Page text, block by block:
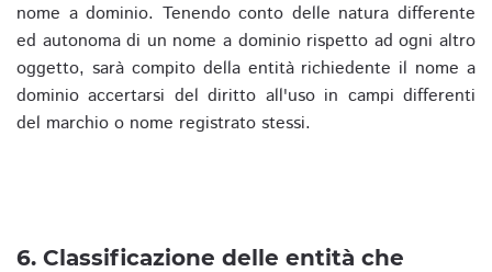
nome a dominio. Tenendo conto delle natura differente
ed autonoma di un nome a dominio rispetto ad ogni altro
oggetto, sarà compito della entità richiedente il nome a
dominio accertarsi del diritto all'uso in campi differenti
del marchio o nome registrato stessi.
6. Classificazione delle entità che